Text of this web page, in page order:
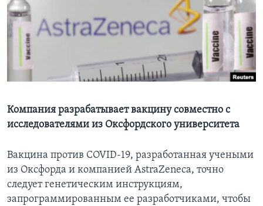
Learning English
СОЦИАЛЬНЫЕ СЕТИ
Языки
Компания разрабатывает вакцину совместно с
исследователями из Оксфордского университета
Вакцина против COVID-19, разработанная учеными
из Оксфорда и компанией AstraZeneca, точно
следует генетическим инструкциям,
запрограммированным ее разработчиками, чтобы